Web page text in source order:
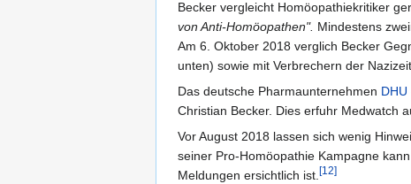
Becker vergleicht Homöopathiekritiker
von Anti-Homöopathen". Mindestens
Am 6. Oktober 2018 verglich Becker
unten) sowie mit Verbrechern der
Das deutsche Pharmaunternehmen DHU
Christian Becker. Dies erfuhr Medwatch
Vor August 2018 lassen sich wenig
seiner Pro-Homöopathie Kampagne
Meldungen ersichtlich ist.[12]